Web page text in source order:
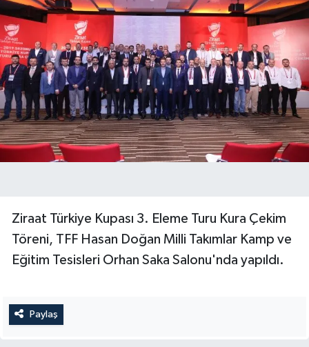
Ziraat Türkiye Kupası 3. Eleme Turu Kura Çekim
Töreni, TFF Hasan Doğan Milli Takımlar Kamp ve
Eğitim Tesisleri Orhan Saka Salonu'nda yapıldı.
Paylaş